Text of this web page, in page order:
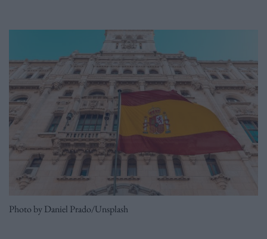
Photo by Daniel Prado/Unsplash